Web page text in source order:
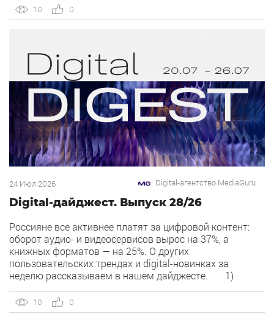
встроенный динамический коллтрекинг — без доплат и
интеграций со сторонними сервисами. […]
10 0
24 Июл 2026 Digital-агентство MediaGuru
Digital-дайджест. Выпуск 28/26
Россияне все активнее платят за цифровой контент:
оборот аудио- и видеосервисов вырос на 37%, а
книжных форматов — на 25%. О других
пользовательских трендах и digital-новинках за
неделю рассказываем в нашем дайджесте. 1)
Яндекса. Рекламная сеть Яндекса запускает формат
Overlay, который показывает рекламу поверх контента,
10 0